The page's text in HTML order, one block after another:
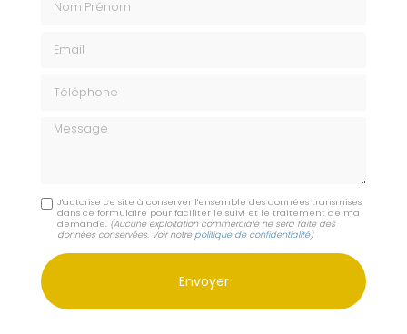
Message
J'autorise ce site à conserver l'ensemble des données transmises
dans ce formulaire pour faciliter le suivi et le traitement de ma
demande. (Aucune exploitation commerciale ne sera faite des
données conservées. Voir notre politique de confidentialité)